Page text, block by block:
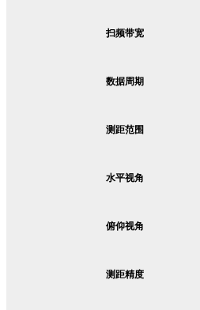
扫频带宽
数据周期
测距范围
水平视角
俯仰视角
测距精度